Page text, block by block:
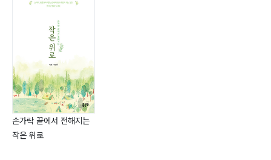
손가락 끝에서 전해지는
작은 위로